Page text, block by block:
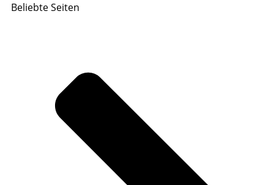
Beliebte Seiten